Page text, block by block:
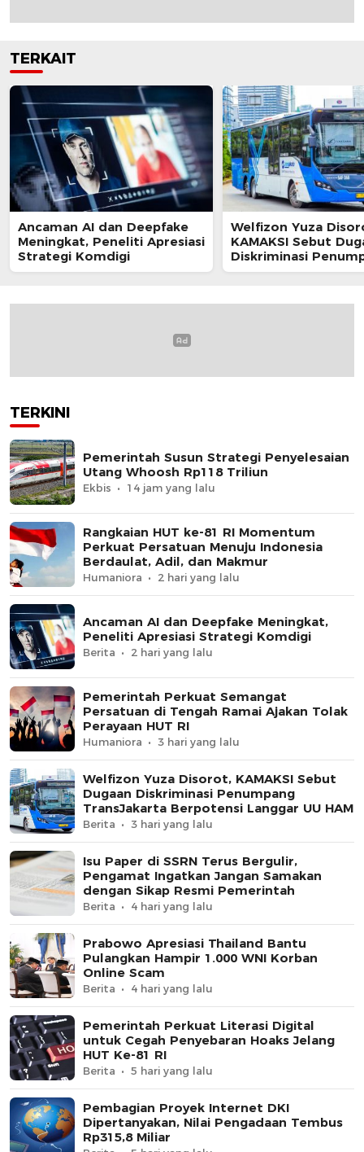
TERKAIT
Ancaman AI dan Deepfake
Meningkat, Peneliti Apresiasi
Strategi Komdigi
Welfizon Yuza
KAMAKSI Sebut
Diskriminasi
TransJakarta
TERKINI
Pemerintah Susun Strategi Penyelesaian
Utang Whoosh Rp118 Triliun
Ekbis 14 jam yang lalu
Rangkaian HUT ke-81 RI Momentum
Perkuat Persatuan Menuju Indonesia
Berdaulat, Adil, dan Makmur
Humaniora 2 hari yang lalu
Ancaman AI dan Deepfake Meningkat,
Peneliti Apresiasi Strategi Komdigi
Berita 2 hari yang lalu
Pemerintah Perkuat Semangat
Persatuan di Tengah Ramai Ajakan Tolak
Perayaan HUT RI
Humaniora 3 hari yang lalu
Welfizon Yuza Disorot, KAMAKSI Sebut
Dugaan Diskriminasi Penumpang
TransJakarta Berpotensi Langgar UU HAM
Berita 3 hari yang lalu
Isu Paper di SSRN Terus Bergulir,
Pengamat Ingatkan Jangan Samakan
dengan Sikap Resmi Pemerintah
Berita 4 hari yang lalu
Prabowo Apresiasi Thailand Bantu
Pulangkan Hampir 1.000 WNI Korban
Online Scam
Berita 4 hari yang lalu
Pemerintah Perkuat Literasi Digital
untuk Cegah Penyebaran Hoaks Jelang
HUT Ke-81 RI
Berita 5 hari yang lalu
Pembagian Proyek Internet DKI
Dipertanyakan, Nilai Pengadaan Tembus
Rp315,8 Miliar